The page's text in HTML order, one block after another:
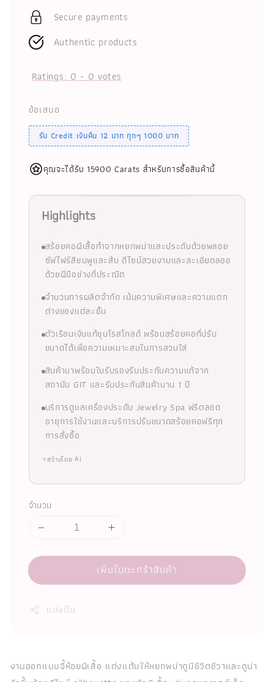
Secure payments
Authentic products
Ratings:0-0votes
ข้อเสนอ
รับ Credit เงินคืน 12 บาท ทุกๆ 1000 บาท
คุณจะได้รับ 15900 Carats สำหรับการซื้อสินค้านี้
Highlights
สร้อยคอผีเสื้อทำจากหยกพม่าและประดับด้วยพลอย
ซัฟไฟร์สีชมพูและส้ม ดีไซน์สวยงามและละเอียดลออ
ด้วยฝีมือช่างที่ประณีต
จำนวนการผลิตจำกัด เน้นความพิเศษและความแตก
ต่างของแต่ละชิ้น
ตัวเรือนเงินแท้ชุบโรสโกลด์ พร้อมสร้อยคอที่ปรับ
ขนาดได้เพื่อความเหมาะสมในการสวมใส่
สินค้ามาพร้อมใบรับรองรับประกันความแท้จาก
สถาบัน GIT และรับประกันสินค้านาน 1 ปี
บริการดูแลเครื่องประดับ Jewelry Spa ฟรีตลอด
อายุการใช้งานและบริการปรับขนาดสร้อยคอฟรีทุก
การสั่งซื้อ
✦สร้างโดย AI
จำนวน
เพิ่มในตะกร้าสินค้า
แบ่งปัน
งานออกแบบจี้ห้อยผีเสื้อ แต่งแต้มให้หยกพม่าดูมีชีวิตชีวาและดูน่า